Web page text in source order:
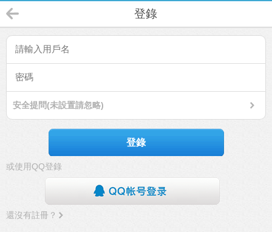
登錄
安全提問(未設置請忽略)
登錄
或使用QQ登錄
還沒有註冊？